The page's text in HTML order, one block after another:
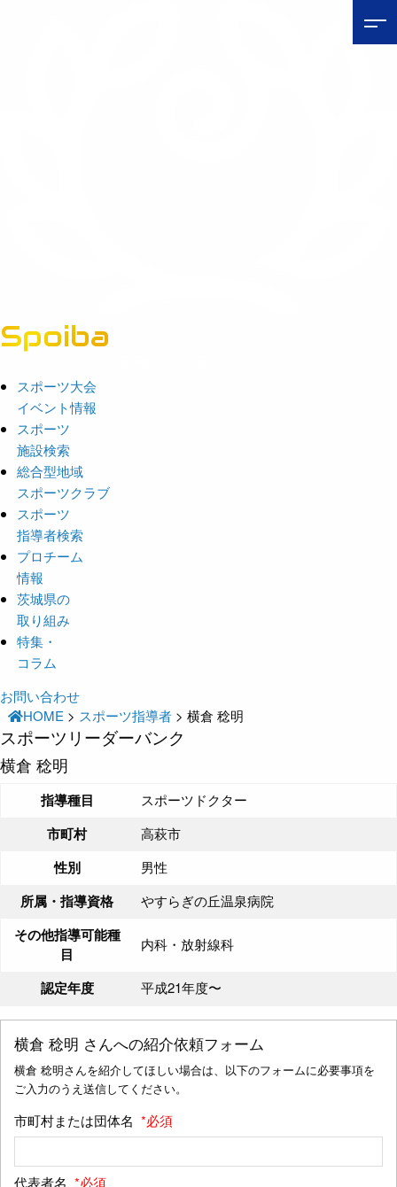
Spoiba
スポーツ大会
イベント情報
スポーツ
施設検索
総合型地域
スポーツクラブ
スポーツ
指導者検索
プロチーム
情報
茨城県の
取り組み
特集・
コラム
お問い合わせ
HOME > スポーツ指導者 >横倉 稔明
スポーツリーダーバンク
横倉 稔明
指導種目 スポーツドクター
市町村 高萩市
性別 男性
所属・指導資格 やすらぎの丘温泉病院
その他指導可能種
目
内科・放射線科
認定年度 平成21年度〜
横倉 稔明 さんへの紹介依頼フォーム
横倉 稔明さんを紹介してほしい場合は、以下のフォームに必要事項を
ご入力のうえ送信してください。
市町村または団体名 *必須
代表者名 *必須